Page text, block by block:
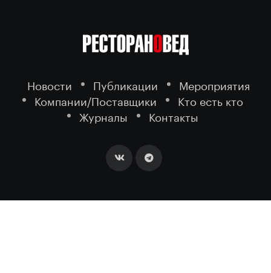
Новости Публикации
Мероприятия
Компании/Поставщики
Кто есть кто
Журналы
Контакты